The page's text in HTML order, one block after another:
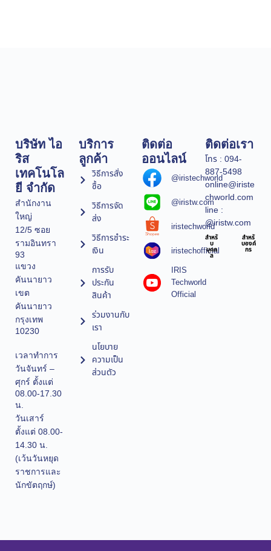
บริษัท ไอ
ริส
เทคโนโล
ยี จำกัด
สำนักงาน
ใหญ่
12/5 ซอย
รามอินทรา
93
แขวง
คันนายาว
เขต
คันนายาว
กรุงเทพ
10230
เวลาทำการ
วันจันทร์ –
ศุกร์ ตั้งแต่
08.00-17.30
น.
วันเสาร์
ตั้งแต่ 08.00-
14.30 น.
(เว้นวันหยุด
ราชการและ
นักขัตฤกษ์)
บริการ
ลูกค้า
วิธีการสั่ง
ซื้อ
วิธีการจัด
ส่ง
วิธีการชำระ
เงิน
การรับ
ประกัน
สินค้า
ร่วมงานกับ
เรา
นโยบาย
ความเป็น
ส่วนตัว
ติดต่อ
ออนไลน์
@iristechworld
@iristw.com
iristechworld
iristechofficial
IRIS
Techworld
Official
ติดต่อเรา
โทร : 094-
887-5498
online@iriste
chworld.com
line :
@iristw.com
สำหรั
บ
บุคค
ล
สำหรั
บองค์
กร